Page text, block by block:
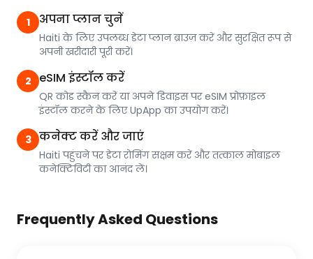
1 अपना प्लान चुनें
Haiti के लिए उपलब्ध डेटा प्लान ब्राउज़ करें और सुरक्षित रूप से
अपनी खरीदारी पूरी करें।
2 eSIM इंस्टॉल करें
QR कोड स्कैन करें या अपने डिवाइस पर eSIM प्रोफ़ाइल
इंस्टॉल करने के लिए UpApp का उपयोग करें।
3 कनेक्ट करें और जाएं
Haiti पहुंचने पर डेटा रोमिंग सक्षम करें और तत्काल मोबाइल
कनेक्टिविटी का आनंद लें।
Frequently Asked Questions